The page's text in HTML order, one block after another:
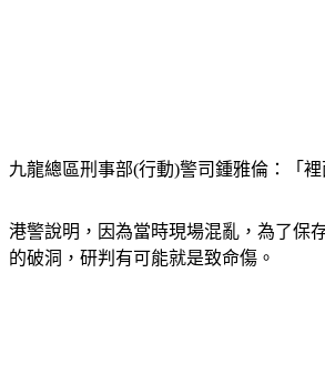
九龍總區刑事部(行動)警司鍾雅倫：「
港警說明，因為當時現場混亂，為了保
的破洞，研判有可能就是致命傷。